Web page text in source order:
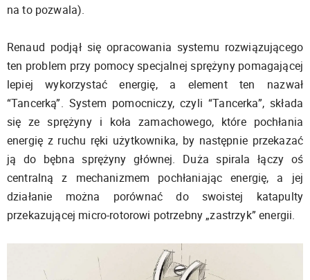
na to pozwala).
Renaud podjął się opracowania systemu rozwiązującego
ten problem przy pomocy specjalnej sprężyny pomagającej
lepiej wykorzystać energię, a element ten nazwał
“Tancerką”. System pomocniczy, czyli “Tancerka”, składa
się ze sprężyny i koła zamachowego, które pochłania
energię z ruchu ręki użytkownika, by następnie przekazać
ją do bębna sprężyny głównej. Duża spirala łączy oś
centralną z mechanizmem pochłaniając energię, a jej
działanie można porównać do swoistej katapulty
przekazującej micro-rotorowi potrzebny „zastrzyk” energii.